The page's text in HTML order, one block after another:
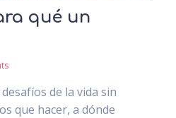
qué un
de la vida sin
que hacer, a dónde